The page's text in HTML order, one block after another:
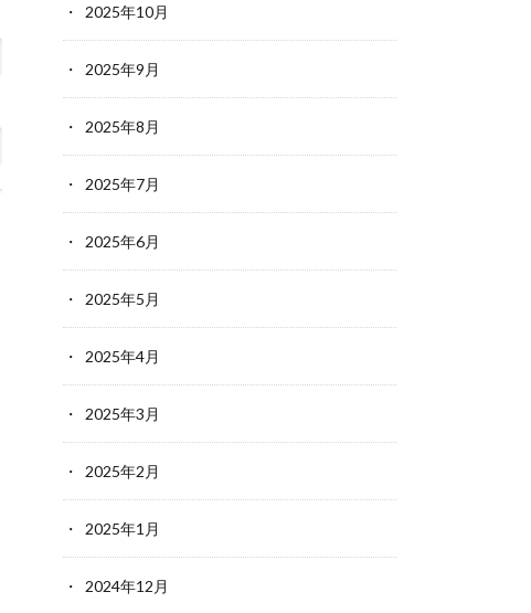
2025年10月
2025年9月
2025年8月
2025年7月
2025年6月
2025年5月
2025年4月
2025年3月
2025年2月
2025年1月
2024年12月